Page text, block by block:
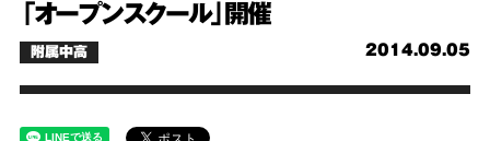
「オープンスクール」開催
2014.09.05
附属中高